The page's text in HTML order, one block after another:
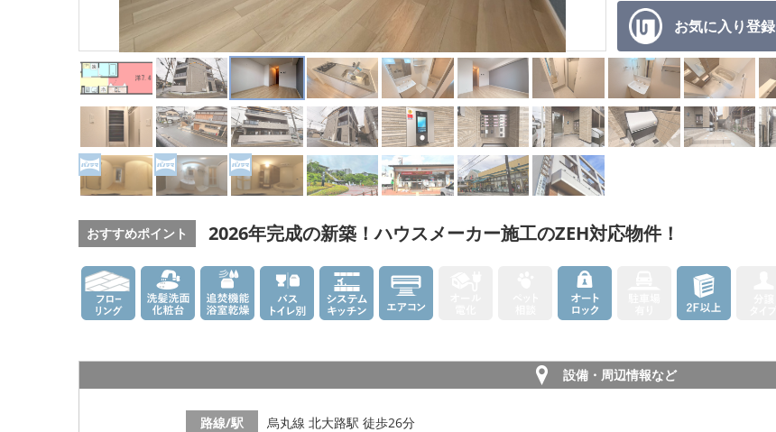
お気に入り登録
おすすめポイント 2026年完成の新築！ハウスメーカー施工のZEH対応物件！
設備・周辺情報など
路線/駅
烏丸線 北大路駅 徒歩26分